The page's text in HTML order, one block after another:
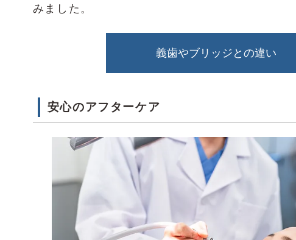
みました。
義歯やブリッジとの違い
安心のアフターケア